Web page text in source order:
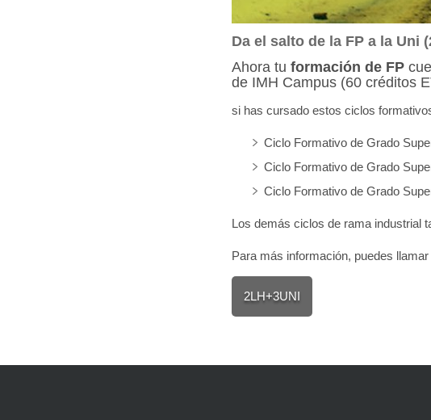
Da el salto de la FP a la Uni
Ahora tu formación de FP
de IMH Campus (60 créditos
si has cursado estos ciclos
Ciclo Formativo de Grado
Ciclo Formativo de Grado
Ciclo Formativo de Grado
Los demás ciclos de rama industrial
Para más información, puedes llamar
2LH+3UNI